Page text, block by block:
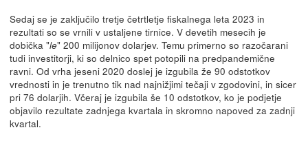
Sedaj se je zaključilo tretje četrtletje fiskalnega leta 2023 in
rezultati so se vrnili v ustaljene tirnice. V devetih mesecih je
dobička "le" 200 milijonov dolarjev. Temu primerno so razočarani
tudi investitorji, ki so delnico spet potopili na predpandemične
ravni. Od vrha jeseni 2020 doslej je izgubila že 90 odstotkov
vrednosti in je trenutno tik nad najnižjimi tečaji v zgodovini, in sicer
pri 76 dolarjih. Včeraj je izgubila še 10 odstotkov, ko je podjetje
objavilo rezultate zadnjega kvartala in skromno napoved za zadnji
kvartal.